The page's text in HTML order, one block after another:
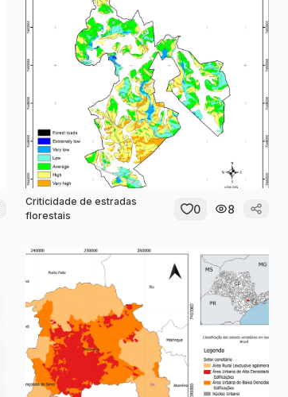
Criticidade de estradas
florestais
0 8